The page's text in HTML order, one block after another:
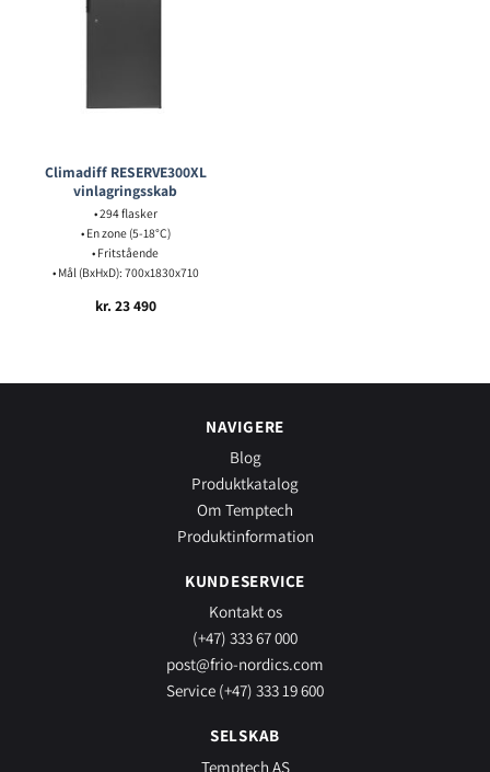
Climadiff RESERVE300XL
vinlagringsskab
• 294 flasker
• En zone (5-18°C)
• Fritstående
• Mål (BxHxD): 700x1830x710
kr. 23 490
NAVIGERE
Blog
Produktkatalog
Om Temptech
Produktinformation
KUNDESERVICE
Kontakt os
(+47) 333 67 000
post@frio-nordics.com
Service (+47) 333 19 600
SELSKAB
Temptech AS